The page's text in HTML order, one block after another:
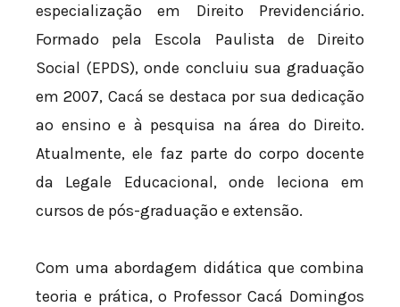
especialização em Direito Previdenciário.
Formado pela Escola Paulista de Direito
Social (EPDS), onde concluiu sua graduação
em 2007, Cacá se destaca por sua dedicação
ao ensino e à pesquisa na área do Direito.
Atualmente, ele faz parte do corpo docente
da Legale Educacional, onde leciona em
cursos de pós-graduação e extensão.
Com uma abordagem didática que combina
teoria e prática, o Professor Cacá Domingos